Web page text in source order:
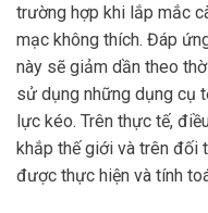
trường hợp khi lắp mắc
mạc không thích. Đáp
này sẽ giảm dần theo
sử dụng những dụng cụ
lực kéo. Trên thực tế,
khắp thế giới và trên đối
được thực hiện và tính